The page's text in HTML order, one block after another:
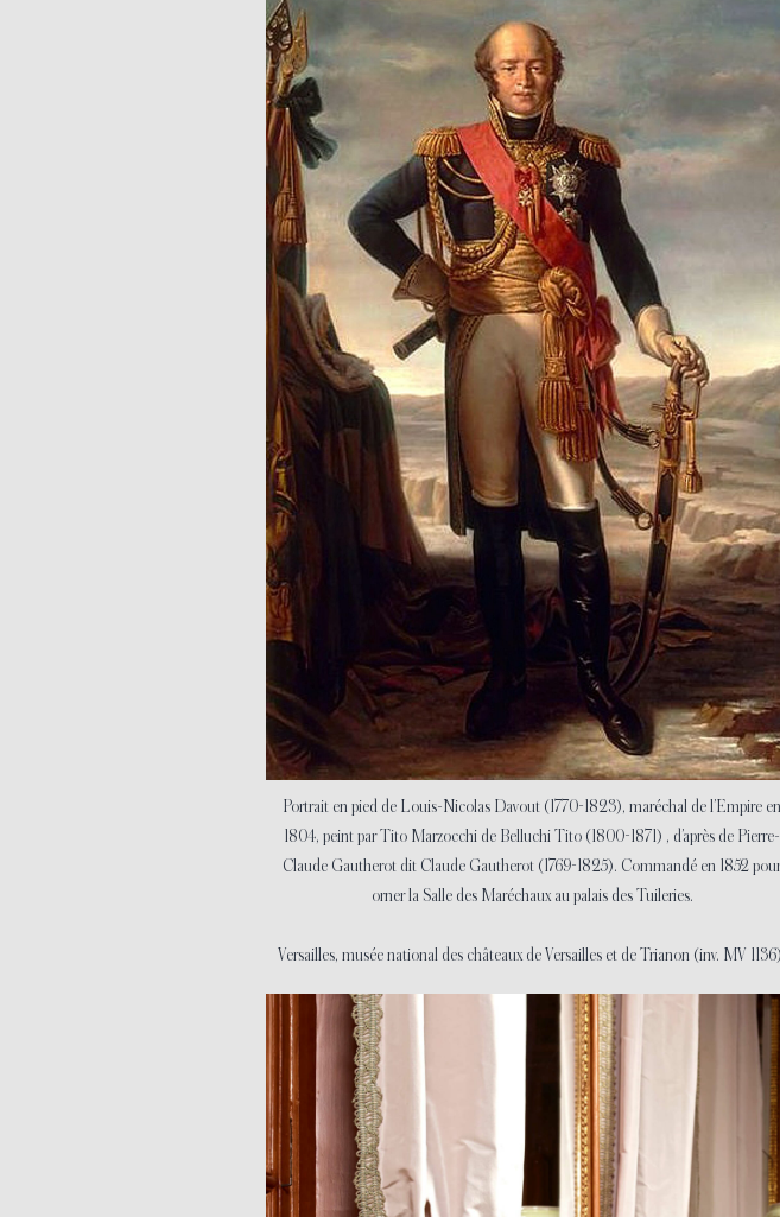
Portrait en pied de Louis-Nicolas Davout (1770-1823), maréchal de l’Empire en
1804, peint par Tito Marzocchi de Belluchi Tito (1800-1871) , d’après de Pierre-
Claude Gautherot dit Claude Gautherot (1769-1825). Commandé en 1852 pour
orner la Salle des Maréchaux au palais des Tuileries.
Versailles, musée national des châteaux de Versailles et de Trianon (inv. MV